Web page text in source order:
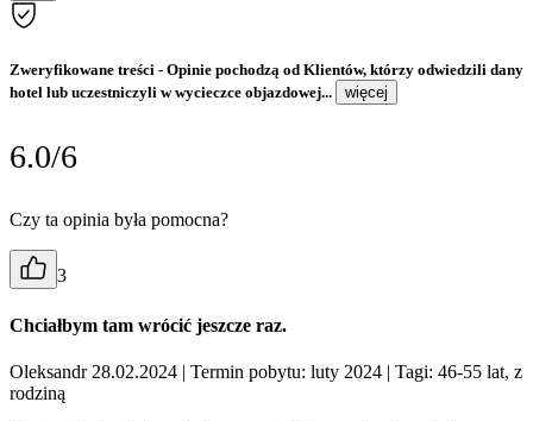
Zweryfikowane treści - Opinie pochodzą od Klientów, którzy odwiedzili dany
hotel lub uczestniczyli w wycieczce objazdowej...
więcej
6.0/6
Czy ta opinia była pomocna?
3
Chciałbym tam wrócić jeszcze raz.
Oleksandr 28.02.2024 | Termin pobytu: luty 2024 | Tagi: 46-55 lat, z
rodziną